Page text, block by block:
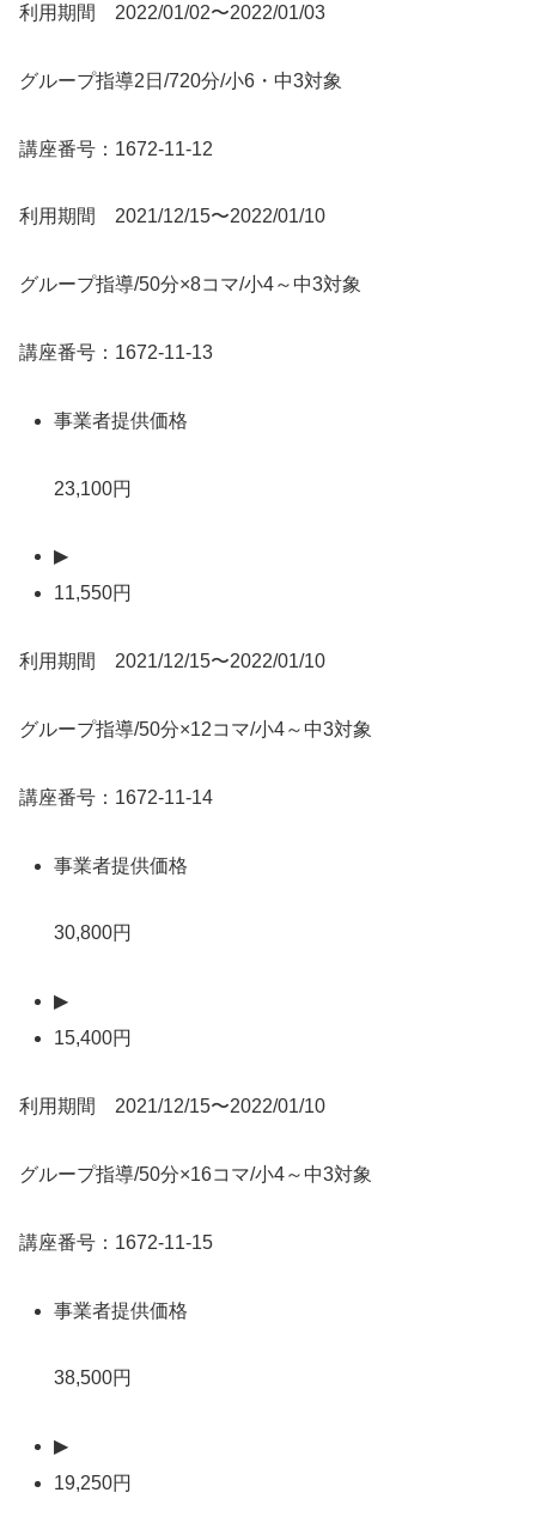
利用期間 2022/01/02〜2022/01/03
グループ指導2日/720分/小6・中3対象
講座番号：1672-11-12
利用期間 2021/12/15〜2022/01/10
グループ指導/50分×8コマ/小4～中3対象
講座番号：1672-11-13
事業者提供価格
23,100円
▶
11,550円
利用期間 2021/12/15〜2022/01/10
グループ指導/50分×12コマ/小4～中3対象
講座番号：1672-11-14
事業者提供価格
30,800円
▶
15,400円
利用期間 2021/12/15〜2022/01/10
グループ指導/50分×16コマ/小4～中3対象
講座番号：1672-11-15
事業者提供価格
38,500円
▶
19,250円